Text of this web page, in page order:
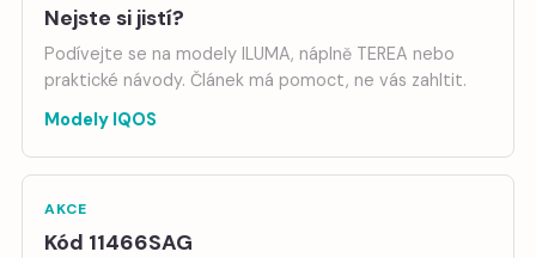
Nejste si jistí?
Podívejte se na modely ILUMA, náplně TEREA nebo
praktické návody. Článek má pomoct, ne vás zahltit.
Modely IQOS
AKCE
Kód 11466SAG